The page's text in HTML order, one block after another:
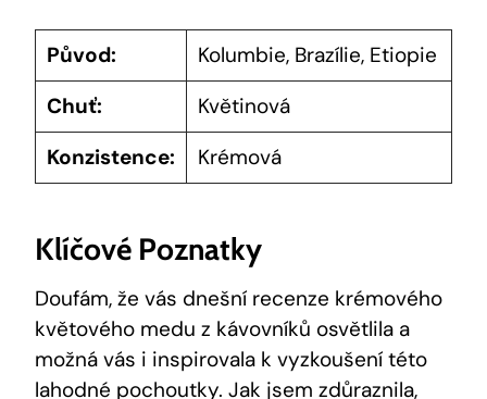
Původ:
Kolumbie, Brazílie, Etiopie
Chuť:
Květinová
Konzistence:
Krémová
Klíčové Poznatky
Doufám, že vás dnešní recenze krémového
květového medu z kávovníků osvětlila a
možná vás i inspirovala k vyzkoušení této
lahodné pochoutky. Jak jsem zdůraznila,